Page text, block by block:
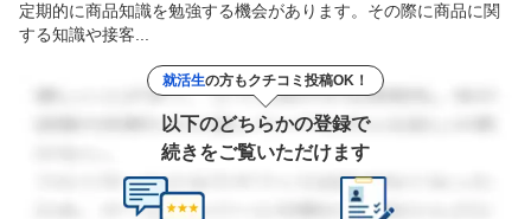
定期的に商品知識を勉強する機会があります。その際に商品に関
する知識や接客...
就活生の方もクチコミ投稿OK！
以下のどちらかの登録で
続きをご覧いただけます